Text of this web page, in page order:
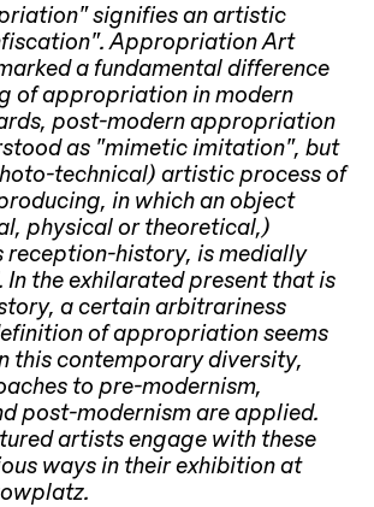
signifies an artistic
Appropriation Art
a fundamental difference
of appropriation in modern
post-modern appropriation
as “mimetic imitation”, but
technical) artistic process of
in which an object
physical or theoretical,)
reception-history, is medially
the exhilarated present that is
a certain arbitrariness
of appropriation seems
this contemporary diversity,
to pre-modernism,
post-modernism are applied.
artists engage with these
ways in their exhibition at